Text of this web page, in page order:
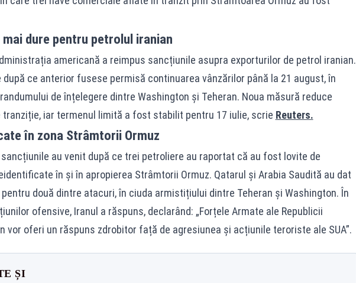
dure pentru petrolul iranian
americană a reimpus sancțiunile asupra exporturilor de petrol iranian.
după ce anterior fusese permisă continuarea vânzărilor până la 21 august, în
de înțelegere dintre Washington și Teheran. Noua măsură reduce
tranziție, iar termenul limită a fost stabilit pentru 17 iulie, scrie Reuters.
în zona Strâmtorii Ormuz
au venit după ce trei petroliere au raportat că au fost lovite de
în și în apropierea Strâmtorii Ormuz. Qatarul și Arabia Saudită au dat
pentru două dintre atacuri, în ciuda armistițiului dintre Teheran și Washington. În
ofensive, Iranul a răspuns, declarând: „Forțele Armate ale Republicii
vor oferi un răspuns zdrobitor față de agresiunea și acțiunile teroriste ale SUA”.
ȘI